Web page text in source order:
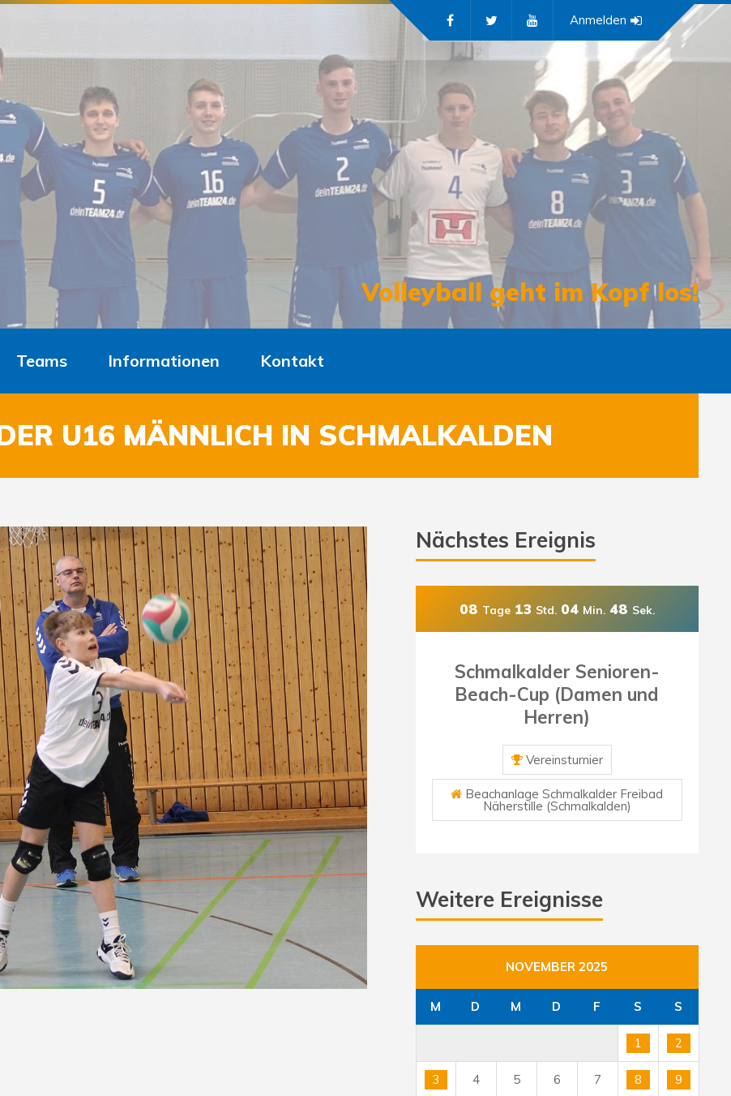
Volleyball geht im Kopf los!
Anmelden
Teams Informationen Kontakt
U16 MÄNNLICH IN SCHMALKALDEN
Nächstes Ereignis
08 Tage 13 Std. 04 Min. 46 Sek.
Schmalkalder Senioren-
Beach-Cup (Damen und
Herren)
Vereinsturnier
Beachanlage Schmalkalder Freibad
Näherstille (Schmalkalden)
Weitere Ereignisse
NOVEMBER 2025
M D M D F S S
1 2
3 4 5 6 7 8 9